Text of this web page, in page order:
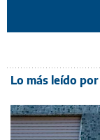
Lo más leído